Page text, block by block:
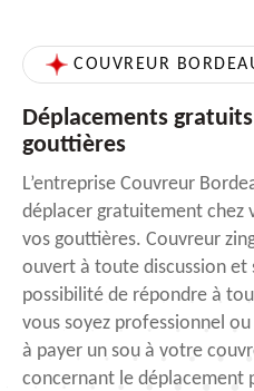
COUVREUR
Déplacements
gouttières
L’entreprise Couvreur
déplacer gratuitement chez
vos gouttières. Couvreur
ouvert à toute discussion et
possibilité de répondre à
vous soyez professionnel
à payer un sou à votre
concernant le déplacement